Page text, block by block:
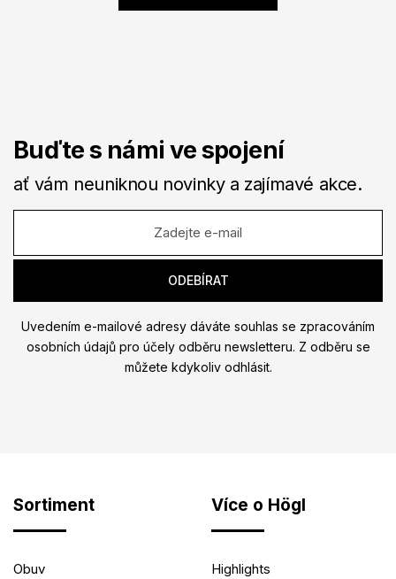
Buďte s námi ve spojení
ať vám neuniknou novinky a zajímavé akce.
Uvedením e-mailové adresy dáváte souhlas se zpracováním
osobních údajů pro účely odběru newsletteru. Z odběru se
můžete kdykoliv odhlásit.
Sortiment
Obuv
Více o Högl
Highlights